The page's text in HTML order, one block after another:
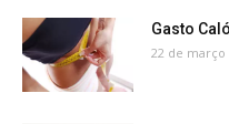
Gasto
22 de março